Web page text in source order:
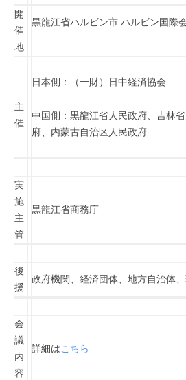
開
催
地
黒龍江省ハルビン市 ハルビン国際
主
催
日本側：（一財）日中経済協会
中国側：黒龍江省人民政府、吉林
府、内蒙古自治区人民政府
実
施
主
管
黒龍江省商務庁
後
援
政府機関、経済団体、地方自治体
会
議
内
容
詳細はこちら